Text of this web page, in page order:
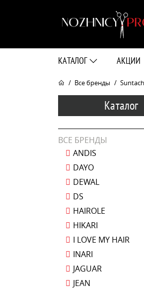
КАТАЛОГ АКЦИИ
Все бренды
Каталог
ВСЕ БРЕНДЫ
ANDIS
DAYO
DEWAL
DS
HAIROLE
HIKARI
I LOVE MY HAIR
INARI
JAGUAR
JEAN